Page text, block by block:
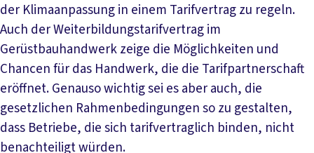
der Klimaanpassung in einem Tarifvertrag zu regeln.
Auch der Weiterbildungstarifvertrag im
Gerüstbauhandwerk zeige die Möglichkeiten und
Chancen für das Handwerk, die die Tarifpartnerschaft
eröffnet. Genauso wichtig sei es aber auch, die
gesetzlichen Rahmenbedingungen so zu gestalten,
dass Betriebe, die sich tarifvertraglich binden, nicht
benachteiligt würden.